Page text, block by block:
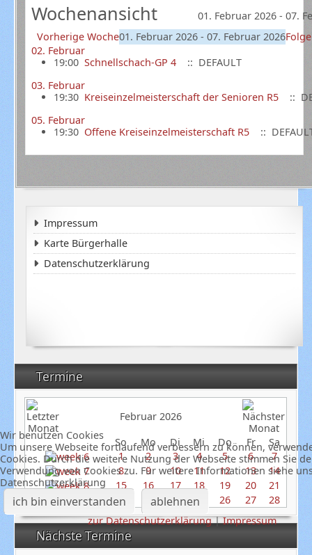
Termine
Februar 2026
So
Mo Di Mi Do Fr
Sa
1
2 3 4 5 6
7
8
9 10 11 12 13
14
15
16 17 18 19 20
21
22
23 24 25 26 27 28
Nächste Termine
Wochenansicht
01. Februar 2026 - 07.
Vorherige Woche01. Februar 2026 - 07. Februar 2026
02. Februar
19:00Schnellschach-GP 4
:: DEFAULT
03. Februar
19:30 Kreiseinzelmeisterschaft der Senioren R5
::
05. Februar
19:30 Offene Kreiseinzelmeisterschaft R5 ::
Impressum
Karte Bürgerhalle
Datenschutzerklärung
Wir benutzen Cookies
Um unsere Webseite fortlaufend verbessern zu können,
Cookies. Durch die weitere Nutzung der Webseite stimmen Sie
Verwendung von Cookies zu. Für weitere Informationen siehe
Datenschutzerklärung
ich bin einverstanden ablehnen
zur Datenschutzerklärung|Impressum